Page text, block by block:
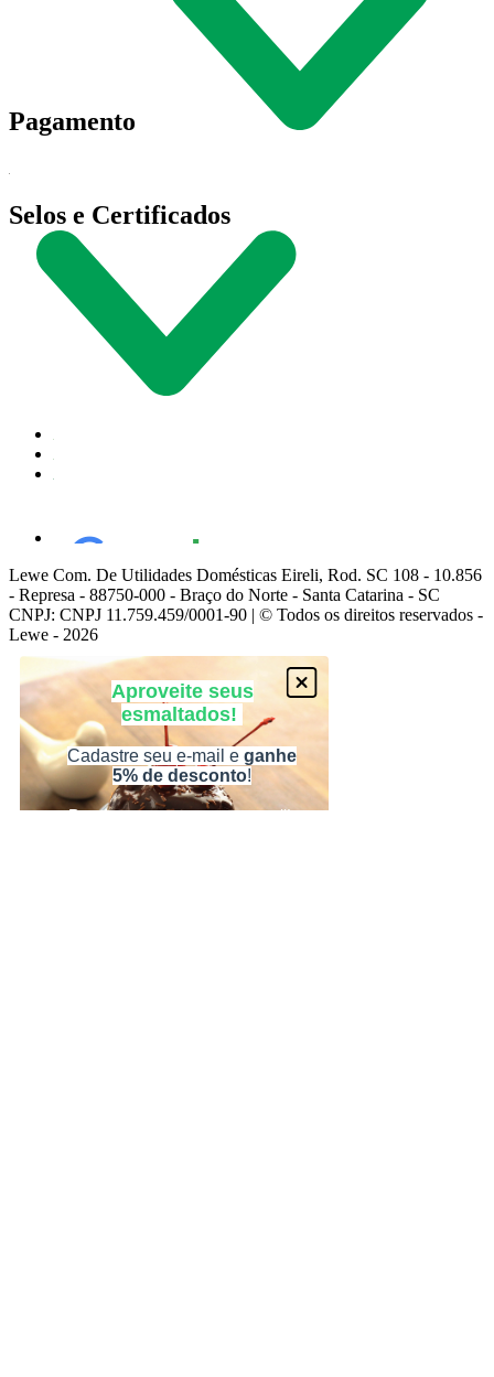
Pagamento
Selos e Certificados
Lewe Com. De Utilidades Domésticas Eireli, Rod. SC 108 - 10.856
- Represa - 88750-000 - Braço do Norte - Santa Catarina - SC
CNPJ: CNPJ 11.759.459/0001-90 | © Todos os direitos reservados -
Lewe - 2026